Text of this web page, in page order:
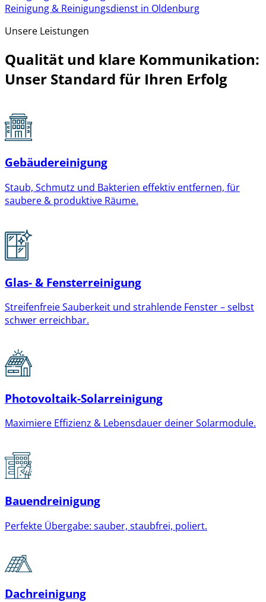
Reinigung & Reinigungsdienst in Oldenburg
Unsere Leistungen
Qualität und klare Kommunikation:
Unser Standard für Ihren Erfolg
Gebäudereinigung
Staub, Schmutz und Bakterien effektiv entfernen, für
saubere & produktive Räume.
Glas- & Fensterreinigung
Streifenfreie Sauberkeit und strahlende Fenster – selbst
schwer erreichbar.
Photovoltaik-Solarreinigung
Maximiere Effizienz & Lebensdauer deiner Solarmodule.
Bauendreinigung
Perfekte Übergabe: sauber, staubfrei, poliert.
Dachreinigung